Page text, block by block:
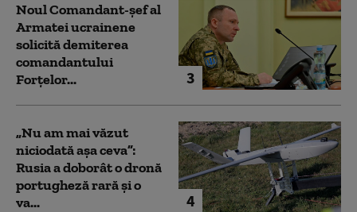
3
Noul Comandant-șef al
Armatei ucrainene
solicită demiterea
comandantului
Forțelor...
4
„Nu am mai văzut
niciodată așa ceva”:
Rusia a doborât o dronă
portugheză rară și o
va...